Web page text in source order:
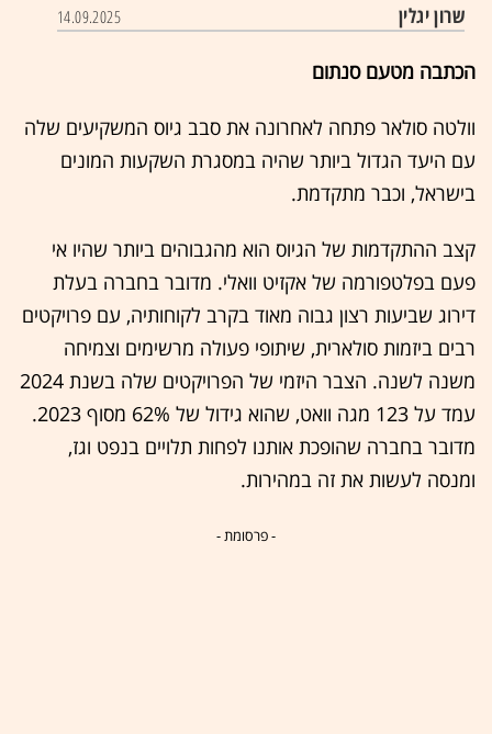
שרון יגלין 14.09.2025
הכתבה מטעם סנתום
וולטה סולאר פתחה לאחרונה את סבב גיוס המשקיעים שלה
עם היעד הגדול ביותר שהיה במסגרת השקעות המונים
בישראל, וכבר מתקדמת.
קצב ההתקדמות של הגיוס הוא מהגבוהים ביותר שהיו אי
פעם בפלטפורמה של אקזיט וואלי. מדובר בחברה בעלת
דירוג שביעות רצון גבוה מאוד בקרב לקוחותיה, עם פרויקטים
רבים ביזמות סולארית, שיתופי פעולה מרשימים וצמיחה
משנה לשנה. הצבר היזמי של הפרויקטים שלה בשנת 2024
עמד על 123 מגה וואט, שהוא גידול של 62% מסוף 2023.
מדובר בחברה שהופכת אותנו לפחות תלויים בנפט וגז,
ומנסה לעשות את זה במהירות.
- פרסומת -